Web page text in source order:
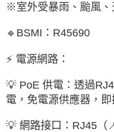
※室外受暴雨、颱風、
🔹BSMI：R45690
⚡ 電源網路：
💡 PoE 供電：透過
電，免電源供應器，即
💡 網路接口：RJ45（